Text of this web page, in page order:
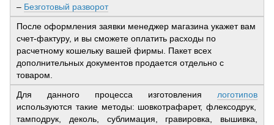
– Безготовый разворот
После оформления заявки менеджер магазина укажет вам
счет-фактуру, и вы сможете оплатить расходы по
расчетному кошельку вашей фирмы. Пакет всех
дополнительных документов продается отдельно с
товаром.
Для данного процесса изготовления логотипов
используются такие методы: шовкотрафарет, флексодрук,
тамподрук, деколь, сублимация, гравировка, вышивка,